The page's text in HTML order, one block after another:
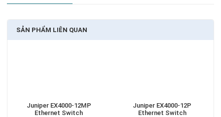
SẢN PHẨM LIÊN QUAN
Juniper EX4000-12MP
Ethernet Switch
Juniper EX4000-12P
Ethernet Switch